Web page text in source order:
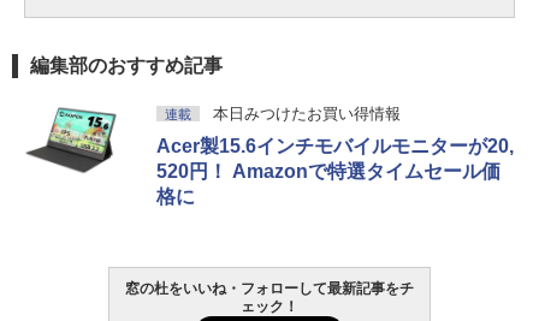
編集部のおすすめ記事
連載 本日みつけたお買い得情報
Acer製15.6インチモバイルモニターが20,
520円！ Amazonで特選タイムセール価
格に
窓の杜をいいね・フォローして最新記事をチ
ェック！